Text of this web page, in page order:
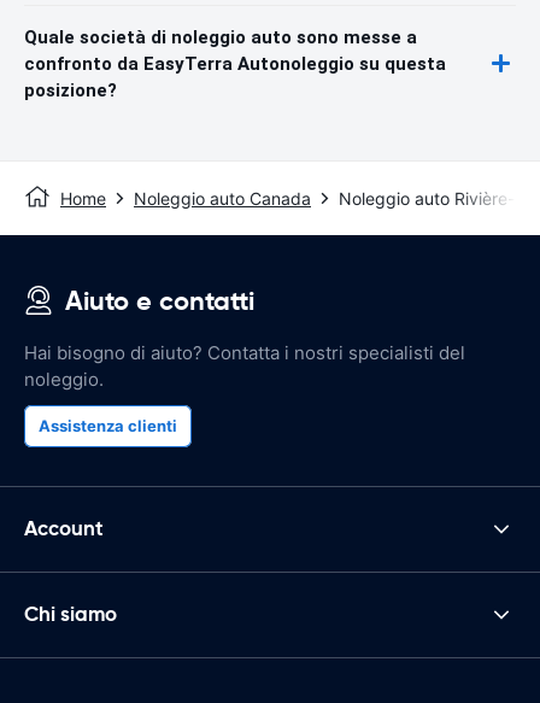
Quale società di noleggio auto sono messe a
confronto da EasyTerra Autonoleggio su questa
posizione?
Home Noleggio auto Canada Noleggio auto Rivière-
Aiuto e contatti
Hai bisogno di aiuto? Contatta i nostri specialisti del
noleggio.
Assistenza clienti
Account
Chi siamo